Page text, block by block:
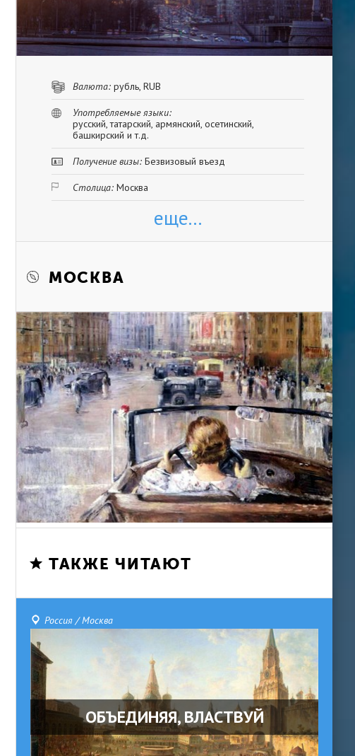
Валюта: рубль, RUB
Употребляемые языки:
русский, татарский, армянский, осетинский,
башкирский и т.д.
Получение визы: Безвизовый въезд
Столица: Москва
еще...
МОСКВА
ТАКЖЕ ЧИТАЮТ
Россия / Москва
ОБЪЕДИНЯЯ, ВЛАСТВУЙ